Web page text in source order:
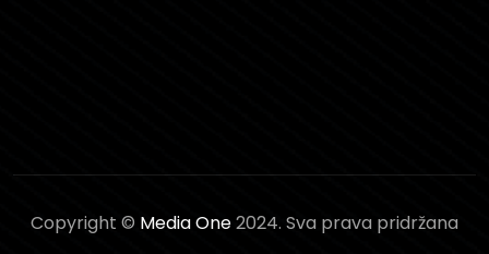
Copyright © Media One2024. Sva prava pridržana